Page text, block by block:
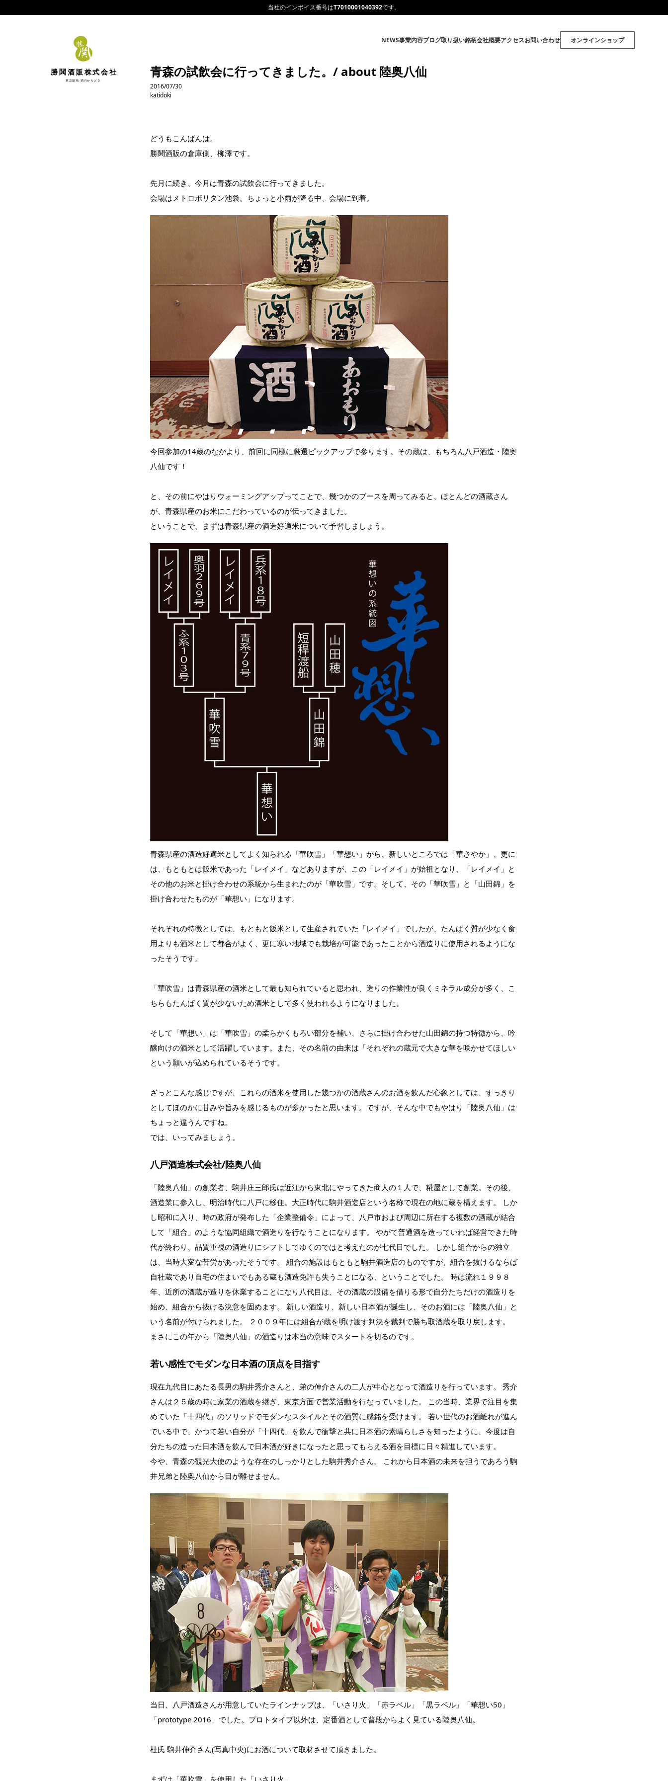
当社のインボイス番号はT7010001040392です。
勝鬨酒販株式会社
東京築地 酒のかちどき
NEWS事業内容ブログ取り扱い銘柄会社概要アクセスお問い合わせ オンラインショップ
青森の試飲会に行ってきました。/ about 陸奥八仙
2016/07/30
katidoki
どうもこんばんは。
勝鬨酒販の倉庫側、柳澤です。
先月に続き、今月は青森の試飲会に行ってきました。
会場はメトロポリタン池袋。ちょっと小雨が降る中、会場に到着。
今回参加の14蔵のなかより、前回に同様に厳選ピックアップで参ります。その蔵は、もちろん八戸酒造・陸奥
八仙です！
と、その前にやはりウォーミングアップってことで、幾つかのブースを周ってみると、ほとんどの酒蔵さん
が、青森県産のお米にこだわっているのが伝ってきました。
ということで、まずは青森県産の酒造好適米について予習しましょう。
青森県産の酒造好適米としてよく知られる「華吹雪」「華想い」から、新しいところでは「華さやか」、更に
は、もともとは飯米であった「レイメイ」などありますが、この「レイメイ」が始祖となり、「レイメイ」と
その他のお米と掛け合わせの系統から生まれたのが「華吹雪」です。そして、その「華吹雪」と「山田錦」を
掛け合わせたものが「華想い」になります。
それぞれの特徴としては、もともと飯米として生産されていた「レイメイ」でしたが、たんぱく質が少なく食
用よりも酒米として都合がよく、更に寒い地域でも栽培が可能であったことから酒造りに使用されるようにな
ったそうです。
「華吹雪」は青森県産の酒米として最も知られていると思われ、造りの作業性が良くミネラル成分が多く、こ
ちらもたんぱく質が少ないため酒米として多く使われるようになりました。
そして「華想い」は「華吹雪」の柔らかくもろい部分を補い、さらに掛け合わせた山田錦の持つ特徴から、吟
醸向けの酒米として活躍しています。また、その名前の由来は「それぞれの蔵元で大きな華を咲かせてほしい
という願いが込められているそうです。
ざっとこんな感じですが、これらの酒米を使用した幾つかの酒蔵さんのお酒を飲んだ心象としては、すっきり
としてほのかに甘みや旨みを感じるものが多かったと思います。ですが、そんな中でもやはり「陸奥八仙」は
ちょっと違うんですね。
では、いってみましょう。
八戸酒造株式会社/陸奥八仙
「陸奥八仙」の創業者、駒井庄三郎氏は近江から東北にやってきた商人の１人で、糀屋として創業。その後、
酒造業に参入し、明治時代に八戸に移住。大正時代に駒井酒造店という名称で現在の地に蔵を構えます。 しか
し昭和に入り、時の政府が発布した「企業整備令」によって、八戸市および周辺に所在する複数の酒蔵が結合
して「組合」のような協同組織で酒造りを行なうことになります。 やがて普通酒を造っていれば経営できた時
代が終わり、品質重視の酒造りにシフトしてゆくのではと考えたのが七代目でした。 しかし組合からの独立
は、当時大変な苦労があったそうです。 組合の施設はもともと駒井酒造店のものですが、組合を抜けるならば
自社蔵であり自宅の住まいでもある蔵も酒造免許も失うことになる、ということでした。 時は流れ１９９８
年、近所の酒蔵が造りを休業することになり八代目は、その酒蔵の設備を借りる形で自分たちだけの酒造りを
始め、組合から抜ける決意を固めます。 新しい酒造り、新しい日本酒が誕生し、そのお酒には「陸奥八仙」と
いう名前が付けられました。 ２００９年には組合が蔵を明け渡す判決を裁判で勝ち取酒蔵を取り戻します。
まさにこの年から「陸奥八仙」の酒造りは本当の意味でスタートを切るのです。
若い感性でモダンな日本酒の頂点を目指す
現在九代目にあたる長男の駒井秀介さんと、弟の伸介さんの二人が中心となって酒造りを行っています。 秀介
さんは２５歳の時に家業の酒蔵を継ぎ、東京方面で営業活動を行なっていました。 この当時、業界で注目を集
めていた「十四代」のソリッドでモダンなスタイルとその酒質に感銘を受けます。 若い世代のお酒離れが進ん
でいる中で、かつて若い自分が「十四代」を飲んで衝撃と共に日本酒の素晴らしさを知ったように、今度は自
分たちの造った日本酒を飲んで日本酒が好きになったと思ってもらえる酒を目標に日々精進しています。
今や、青森の観光大使のような存在のしっかりとした駒井秀介さん。 これから日本酒の未来を担うであろう駒
井兄弟と陸奥八仙から目が離せません。
当日、八戸酒造さんが用意していたラインナップは、「いさり火」「赤ラベル」「黒ラベル」「華想い50」
「prototype 2016」でした。プロトタイプ以外は、定番酒として普段からよく見ている陸奥八仙。
杜氏 駒井伸介さん(写真中央)にお酒について取材させて頂きました。
まずは「華吹雪」を使用した「いさり火」